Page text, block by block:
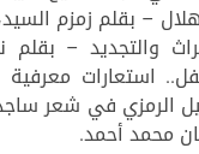
– بقلم زمزم
والتجديد – بقلم
استعارات معرفية
الرمزي في شعر
محمد أحمد.